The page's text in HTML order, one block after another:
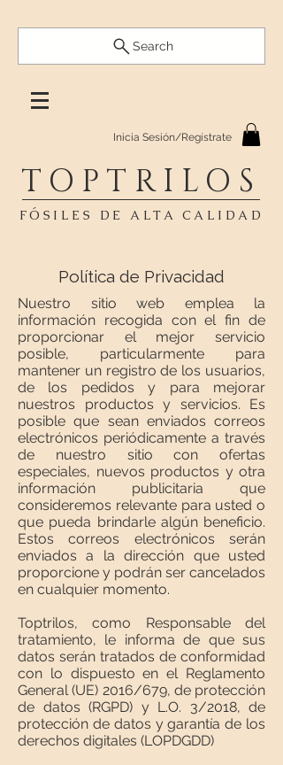
Search
Inicia Sesión/Regístrate
TOPTRILOS
FÓSILES DE ALTA CALIDAD
Política de Privacidad
Nuestro sitio web emplea la
información recogida con el fin de
proporcionar el mejor servicio
posible, particularmente para
mantener un registro de los usuarios,
de los pedidos y para mejorar
nuestros productos y servicios. Es
posible que sean enviados correos
electrónicos periódicamente a través
de nuestro sitio con ofertas
especiales, nuevos productos y otra
información publicitaria que
consideremos relevante para usted o
que pueda brindarle algún beneficio.
Estos correos electrónicos serán
enviados a la dirección que usted
proporcione y podrán ser cancelados
en cualquier momento.
Toptrilos, como Responsable del
tratamiento, le informa de que sus
datos serán tratados de conformidad
con lo dispuesto en el Reglamento
General (UE) 2016/679, de protección
de datos (RGPD) y L.O. 3/2018, de
protección de datos y garantía de los
derechos digitales (LOPDGDD)